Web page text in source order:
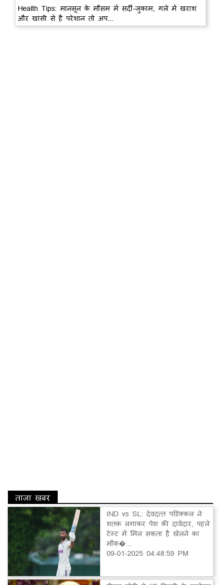
Health Tips: मानसून के मौसम में सर्दी-जुकाम, गले में खराश
और खांसी से हैं परेशान तो अप...
ताज़ा खबर
IND vs SL: देवदत्त पडिक्कल ने
शतक लगाकर पेश की दावेदार, पहले
टेस्ट में मिल सकता है खेलने का
मौक�...
09-01-2025 04:48:59 PM